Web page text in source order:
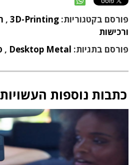
פורסם בקטגוריות: 3D-Printing
,
ורכישות
פורסם בתגיות: Desktop Metal
,
כתבות נוספות